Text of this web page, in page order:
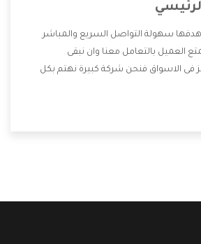
سهولة التواصل السريع والمباشر
العميل بالتعامل معنا وان نبقى
فى الاسواق فنحن شركة كبيرة نهتم بكل
منها خدمة الصيانة التى تكون من أهم